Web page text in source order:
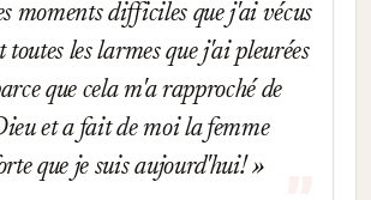
moments difficiles que j'ai vécus
toutes les larmes que j'ai pleurées
que cela m'a rapproché de
et a fait de moi la femme
que je suis aujourd'hui!